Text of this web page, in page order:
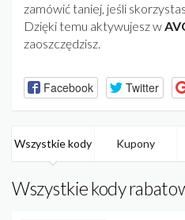
zamówić taniej, jeśli
Dzięki temu aktywujesz w
zaoszczędzisz.
Facebook Twitter
Wszystkie kody Kupony
Wszystkie kody